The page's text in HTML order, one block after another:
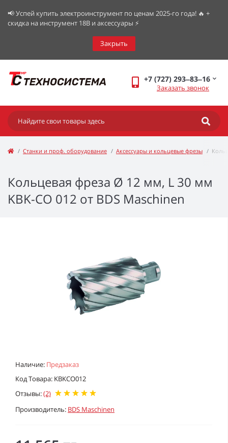
📢 Успей купить электроинструмент по ценам 2025-го года! 🔥 +
скидка на инструмент 18В и аксессуары ⚡️
Закрыть
+7 (727) 293‒83‒16
Заказать звонок
Станки и проф. оборудование Аксессуары и кольцевые фрезы
Кольцевая фреза Ø 12 мм, L 30 мм
KBK-CO 012 от BDS Maschinen
Наличие: Предзаказ
Код Товара: KBKCO012
Отзывы:(2)
Производитель: BDS Maschinen